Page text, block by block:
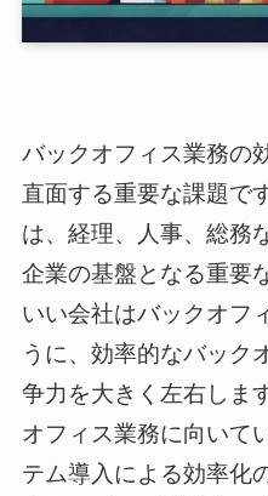
バックオフィス業務の
直面する重要な課題で
は、経理、人事、総務
企業の基盤となる重要
いい会社はバックオフ
うに、効率的なバック
争力を大きく左右しま
オフィス業務に向いて
テム導入による効率化